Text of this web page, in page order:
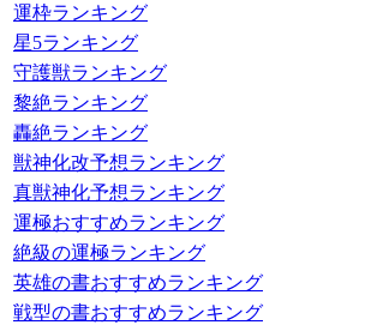
運枠ランキング
星5ランキング
守護獣ランキング
黎絶ランキング
轟絶ランキング
獣神化改予想ランキング
真獣神化予想ランキング
運極おすすめランキング
絶級の運極ランキング
英雄の書おすすめランキング
戦型の書おすすめランキング